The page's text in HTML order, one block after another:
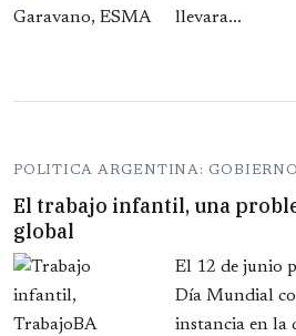
llevara...
POLITICA ARGENTINA: GOBIERNO
El trabajo infantil, una
global
El 12 de junio
Día Mundial
instancia en la